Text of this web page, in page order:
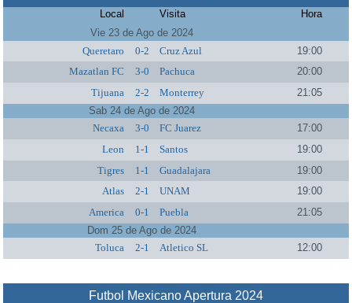
Local Visita
Hora
Vie 23 de Ago de 2024
Queretaro
0-2 Cruz Azul
19:00
Mazatlan FC
3-0 Pachuca
20:00
Tijuana
2-2 Monterrey
21:05
Sab 24 de Ago de 2024
Necaxa
3-0 FC Juarez
17:00
Leon
1-1 Santos
19:00
Tigres
1-1 Guadalajara
19:00
Atlas
2-1 UNAM
19:00
America
0-1 Puebla
21:05
Dom 25 de Ago de 2024
Toluca
2-1 Atletico SL 12:00
Futbol Mexicano Apertura 2024